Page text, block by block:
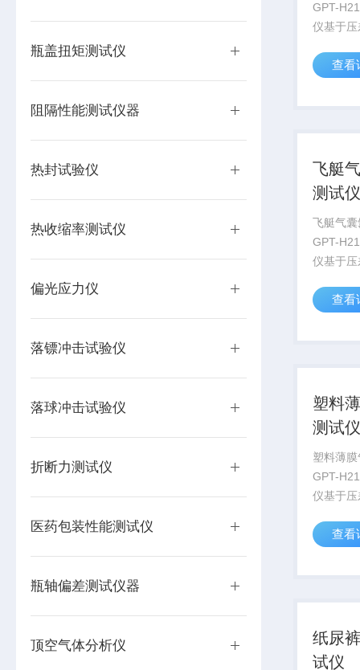
瓶盖扭矩测试仪
阻隔性能测试仪器
热封试验仪
热收缩率测试仪
偏光应力仪
落镖冲击试验仪
落球冲击试验仪
折断力测试仪
医药包装性能测试仪
瓶轴偏差测试仪器
顶空气体分析仪
GPT-
仪基于
透过率
材、金
查看
飞艇
测试仪
飞艇气
GPT-
仪基于
透过率
材、金
查看
塑料
测试仪
塑料薄
GPT-
仪基于
透过率
材、金
查看
纸尿
试仪